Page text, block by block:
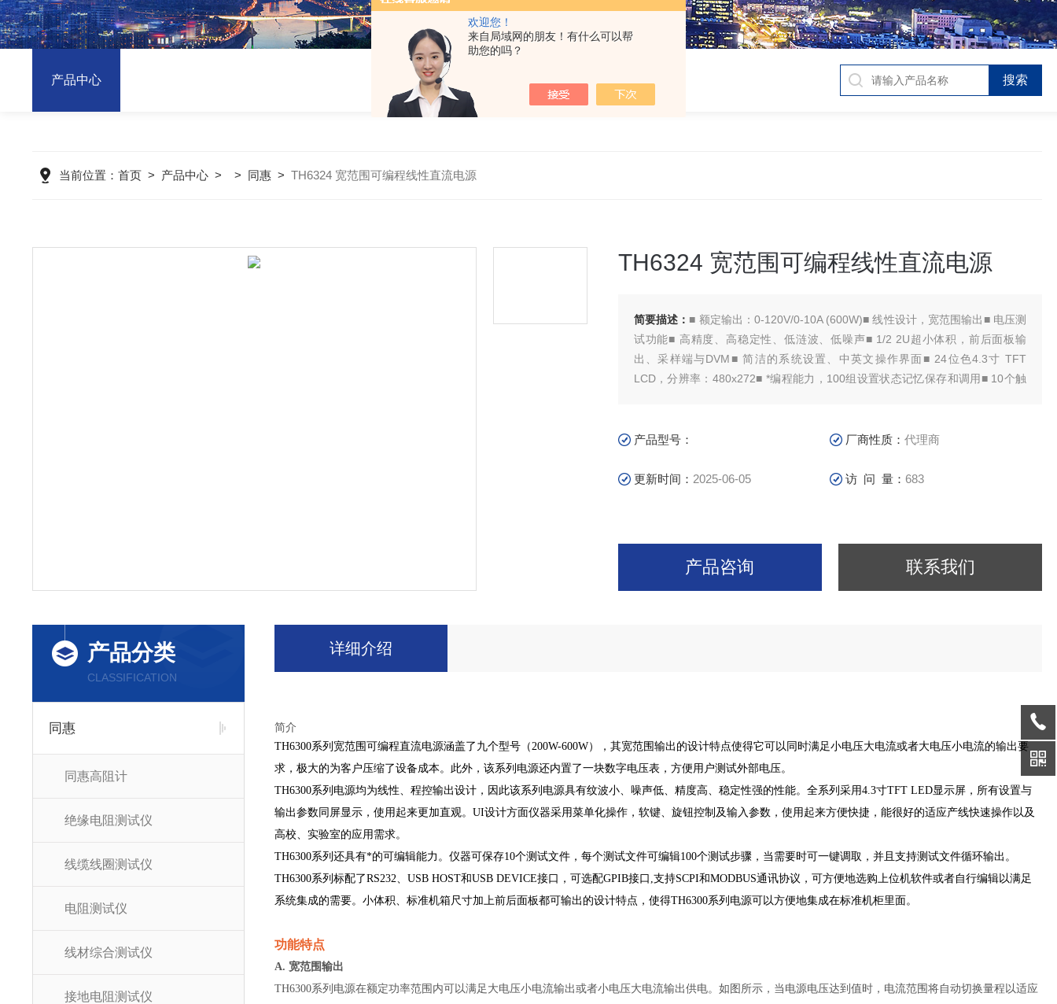
欢迎您！
来自局域网的朋友！有什么可以帮
助您的吗？
产品中心
当前位置： 首页> 产品中心> > 同惠> TH6324 宽范围可编程线性直流电源
TH6324 宽范围可编程线性直流电源
简要描述： ■ 额定输出：0-120V/0-10A (600W)■ 线性设计，宽范围输出■ 电压测
试功能■ 高精度、高稳定性、低涟波、低噪声■ 1/2 2U超小体积，前后面板输
出、采样端与DVM■ 简洁的系统设置、中英文操作界面■ 24位色4.3寸 TFT
LCD，分辨率：480x272■ *编程能力，100组设置状态记忆保存和调用■ 10个触
间■ 面板功能按键背光显示■ 远端测量功能，补偿线上压降■ 拷屏功能■ 过电压、
件监控，通过U盘升级仪器固件
产品型号： 厂商性质：代理商
更新时间： 2025-06-05 访 问 量：683
产品咨询 联系我们
产品分类
CLASSIFICATION
同惠
同惠高阻计
绝缘电阻测试仪
线缆线圈测试仪
电阻测试仪
线材综合测试仪
接地电阻测试仪
详细介绍
简介
TH6300系列宽范围可编程直流电源涵盖了九个型号（200W-600W），其宽范围输出的设计特点使得它可以同时满足小电压大电流或者大电压小电流的输出要
求，极大的为客户压缩了设备成本。此外，该系列电源还内置了一块数字电压表，方便用户测试外部电压。
TH6300系列电源均为线性、程控输出设计，因此该系列电源具有纹波小、噪声低、精度高、稳定性强的性能。全系列采用4.3寸TFT LED显示屏，所有设置与
输出参数同屏显示，使用起来更加直观。UI设计方面仪器采用菜单化操作，软键、旋钮控制及输入参数，使用起来方便快捷，能很好的适应产线快速操作以及
高校、实验室的应用需求。
TH6300系列还具有*的可编辑能力。仪器可保存10个测试文件，每个测试文件可编辑100个测试步骤，当需要时可一键调取，并且支持测试文件循环输出。
TH6300系列标配了RS232、USB HOST和USB DEVICE接口，可选配GPIB接口,支持SCPI和MODBUS通讯协议，可方便地选购上位机软件或者自行编辑以满足
系统集成的需要。小体积、标准机箱尺寸加上前后面板都可输出的设计特点，使得TH6300系列电源可以方便地集成在标准机柜里面。
功能特点
A. 宽范围输出
TH6300系列电源在额定功率范围内可以满足大电压小电流输出或者小电压大电流输出供电。如图所示，当电源电压达到值时，电流范围将自动切换量程以适应